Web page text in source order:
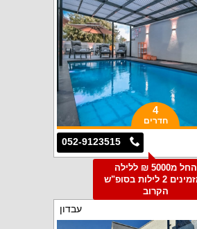
4
חדרים
052-9123515
החל מ5000 ₪ ללילה
למזמינים 2 לילות בסופ"ש
הקרוב
עבדון